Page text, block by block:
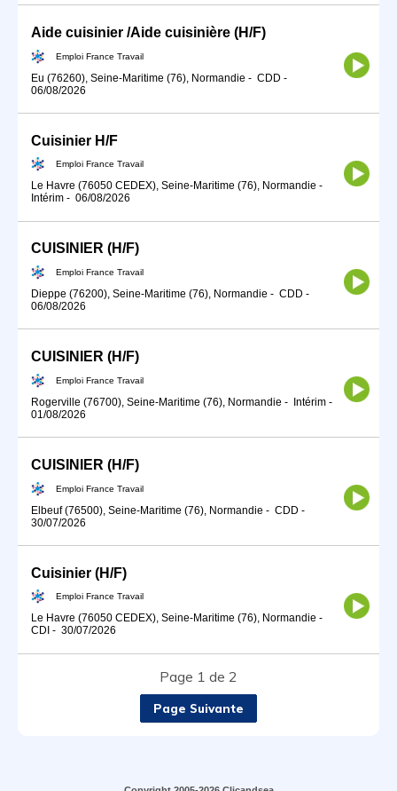
Aide cuisinier /Aide cuisinière (H/F)
Emploi France Travail
Eu (76260), Seine-Maritime (76), Normandie - CDD -
06/08/2026
Cuisinier H/F
Emploi France Travail
Le Havre (76050 CEDEX), Seine-Maritime (76), Normandie -
Intérim - 06/08/2026
CUISINIER (H/F)
Emploi France Travail
Dieppe (76200), Seine-Maritime (76), Normandie - CDD -
06/08/2026
CUISINIER (H/F)
Emploi France Travail
Rogerville (76700), Seine-Maritime (76), Normandie - Intérim -
01/08/2026
CUISINIER (H/F)
Emploi France Travail
Elbeuf (76500), Seine-Maritime (76), Normandie - CDD -
30/07/2026
Cuisinier (H/F)
Emploi France Travail
Le Havre (76050 CEDEX), Seine-Maritime (76), Normandie -
CDI - 30/07/2026
Page 1 de 2
Page Suivante